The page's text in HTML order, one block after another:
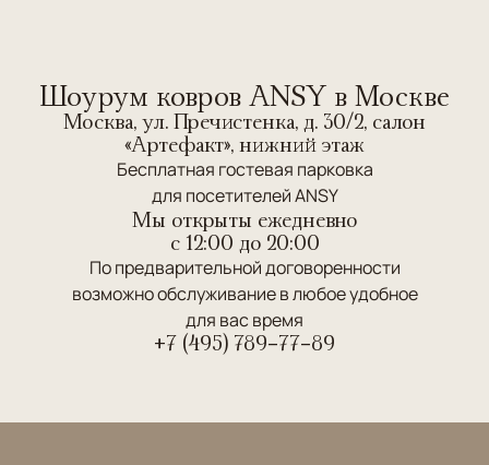
Шоурум ковров ANSY в Москве
Москва, ул. Пречистенка, д. 30/2, салон
«Артефакт», нижний этаж
Бесплатная гостевая парковка
для посетителей ANSY
Мы открыты ежедневно
c 12:00 до 20:00
По предварительной договоренности
возможно обслуживание в любое удобное
для вас время
+7 (495) 789-77-89